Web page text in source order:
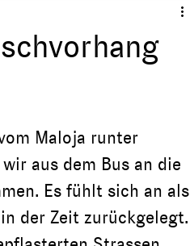
Maloja runter
aus dem Bus an die
Es fühlt sich an als
der Zeit zurückgelegt.